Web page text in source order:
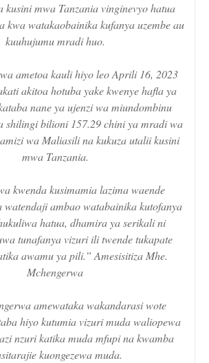
kusini mwa Tanzania vinginevyo hatua
kwa watakaobainika kufanya uzembe au
kuuhujumu mradi huo.
ametoa kauli hiyo leo Aprili 16, 2023
akitoa hotuba yake kwenye hafla ya
nane ya ujenzi wa miundombinu
shilingi bilioni 157.29 chini ya mradi wa
wa Maliasili na kukuza utalii kusini
mwa Tanzania.
kwenda kusimamia lazima waende
watendaji ambao watabainika kutofanya
hatua, dhamira ya serikali ni
tunafanya vizuri ili twende tukapate
awamu ya pili.” Amesisitiza Mhe.
Mchengerwa
amewataka wakandarasi wote
hiyo kutumia vizuri muda waliopewa
nzuri katika muda mfupi na kwamba
kuongezewa muda.